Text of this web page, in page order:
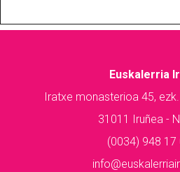
Euskalerria
Iratxe monasterioa 45,
31011 Iruñea -
(0034) 948 17